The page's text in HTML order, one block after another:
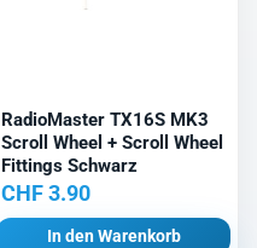
RadioMaster TX16S MK3
Scroll Wheel + Scroll Wheel
Fittings Schwarz
CHF3.90
In den Warenkorb